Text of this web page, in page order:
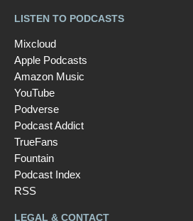
LISTEN TO PODCASTS
Mixcloud
Apple Podcasts
Amazon Music
YouTube
Podverse
Podcast Addict
TrueFans
Fountain
Podcast Index
RSS
LEGAL & CONTACT